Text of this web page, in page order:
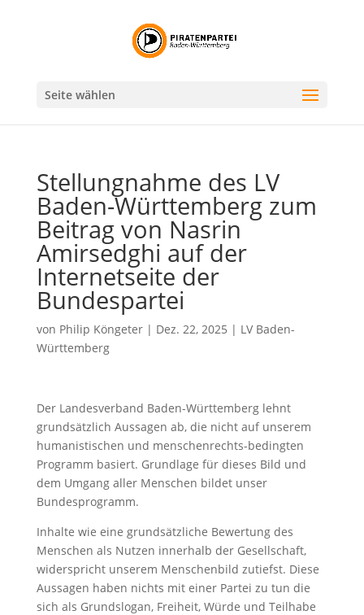
Seite wählen
Stellungnahme des LV
Baden-Württemberg zum
Beitrag von Nasrin
Amirsedghi auf der
Internetseite der
Bundespartei
von Philip Köngeter| Dez. 22, 2025 | LV Baden-
Württemberg
Der Landesverband Baden-Württemberg lehnt
grundsätzlich Aussagen ab, die nicht auf unserem
humanistischen und menschenrechts-bedingten
Programm basiert. Grundlage für dieses Bild und
dem Umgang aller Menschen bildet unser
Bundesprogramm.
Inhalte wie eine grundsätzliche Bewertung des
Menschen als Nutzen innerhalb der Gesellschaft,
widerspricht unserem Menschenbild zutiefst. Diese
Aussagen haben nichts mit einer Partei zu tun die
sich als Grundslogan, Freiheit, Würde und Teilhabe